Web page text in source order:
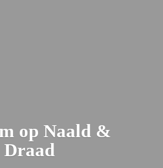
op Naald &
Draad